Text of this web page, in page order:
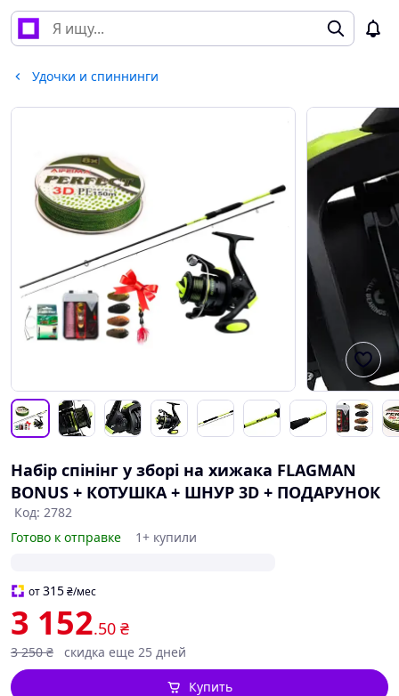
Удочки и спиннинги
Набір спінінг у зборі на хижака FLAGMAN
BONUS + КОТУШКА + ШНУР 3D + ПОДАРУНОК
Код: 2782
Готово к отправке
1+ купили
от315₴/мес
3 152.50 ₴
3 250 ₴ скидка еще 25 дней
Купить